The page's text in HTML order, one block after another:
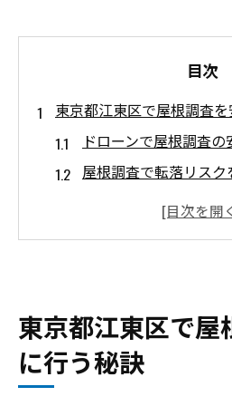
目次
東京都江東区で屋根調査
ドローンで屋根調査
屋根調査で転落リス
都市部でのドローン運
ドローンで屋根調査
はしご作業と比較した
東京都江東区で屋
に行う秘訣